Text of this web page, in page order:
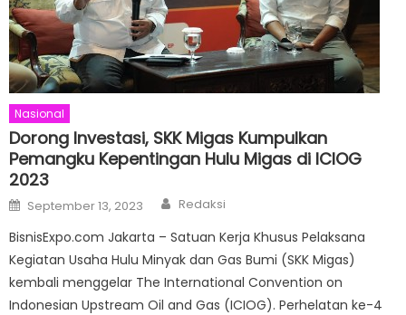
Nasional
Dorong Investasi, SKK Migas Kumpulkan
Pemangku Kepentingan Hulu Migas di ICIOG
2023
Posted
on
September 13, 2023 Author
Redaksi
BisnisExpo.com Jakarta – Satuan Kerja Khusus Pelaksana
Kegiatan Usaha Hulu Minyak dan Gas Bumi (SKK Migas)
kembali menggelar The International Convention on
Indonesian Upstream Oil and Gas (ICIOG). Perhelatan ke-4